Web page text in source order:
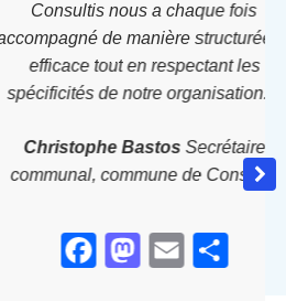
nous a chaque fois
de manière structurée et
tout en respectant les
de notre organisation. »
BastosSecrétaire
commune de Consdorf
Facebook
Mastodon
EmailPartager